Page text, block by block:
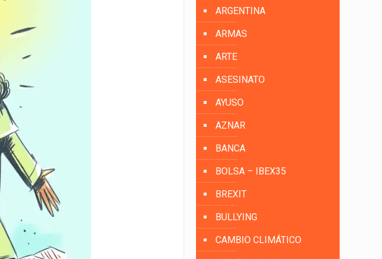
ARGENTINA
ARMAS
ARTE
ASESINATO
AYUSO
AZNAR
BANCA
BOLSA – IBEX35
BREXIT
BULLYING
CAMBIO CLIMÁTICO